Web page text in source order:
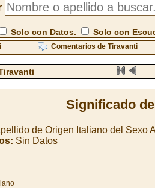
Solo con Datos. Solo con
Comentarios de Tiravanti
Significado
de Origen Italiano del Sexo
Sin Datos